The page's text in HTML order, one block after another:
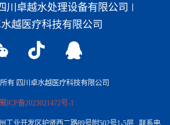
川卓越水处理设备有限公司
越医疗科技有限公司
有 四川卓水越医疗科技有限公司
蜀ICP备2023021472号-1